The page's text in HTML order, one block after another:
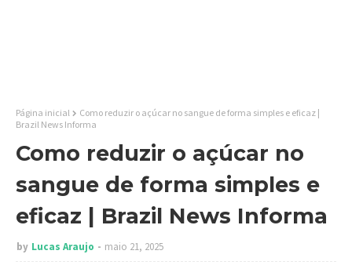
Página inicial
Como reduzir o açúcar no sangue de forma simples e eficaz |
Brazil News Informa
Como reduzir o açúcar no
sangue de forma simples e
eficaz | Brazil News Informa
by Lucas Araujo maio 21, 2025